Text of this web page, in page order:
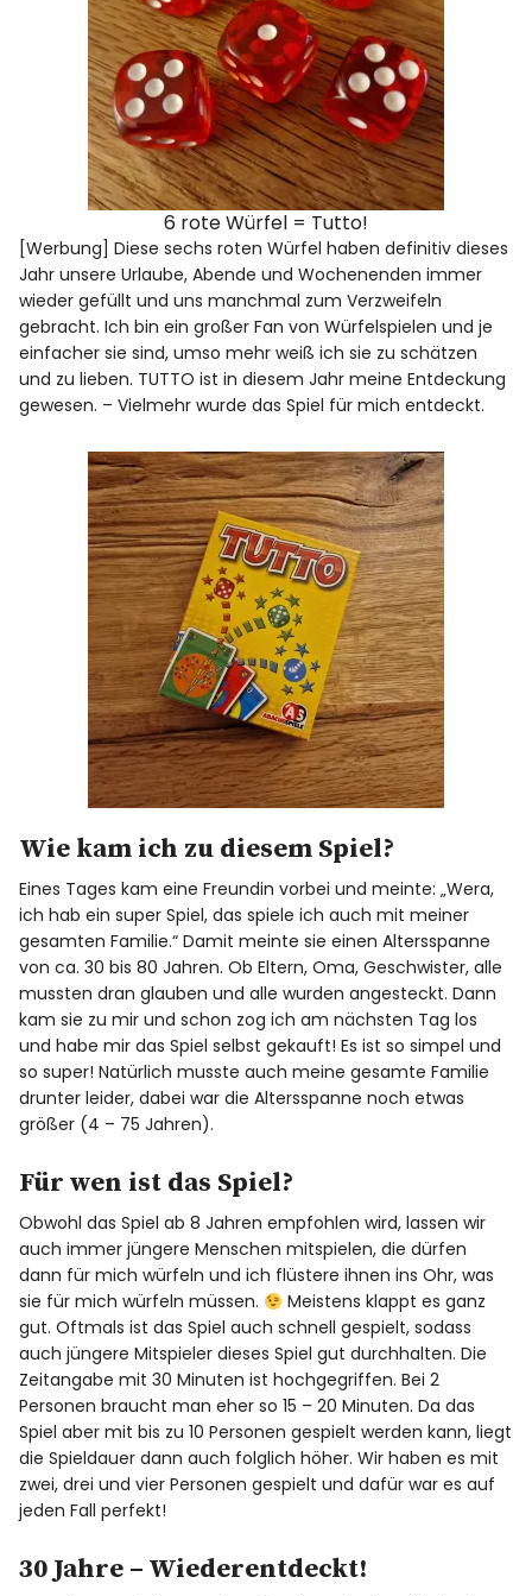
6 rote Würfel = Tutto!
[Werbung] Diese sechs roten Würfel haben definitiv dieses
Jahr unsere Urlaube, Abende und Wochenenden immer
wieder gefüllt und uns manchmal zum Verzweifeln
gebracht. Ich bin ein großer Fan von Würfelspielen und je
einfacher sie sind, umso mehr weiß ich sie zu schätzen
und zu lieben. TUTTO ist in diesem Jahr meine Entdeckung
gewesen. – Vielmehr wurde das Spiel für mich entdeckt.
Wie kam ich zu diesem Spiel?
Eines Tages kam eine Freundin vorbei und meinte: „Wera,
ich hab ein super Spiel, das spiele ich auch mit meiner
gesamten Familie.“ Damit meinte sie einen Altersspanne
von ca. 30 bis 80 Jahren. Ob Eltern, Oma, Geschwister, alle
mussten dran glauben und alle wurden angesteckt. Dann
kam sie zu mir und schon zog ich am nächsten Tag los
und habe mir das Spiel selbst gekauft! Es ist so simpel und
so super! Natürlich musste auch meine gesamte Familie
drunter leider, dabei war die Altersspanne noch etwas
größer (4 – 75 Jahren).
Für wen ist das Spiel?
Obwohl das Spiel ab 8 Jahren empfohlen wird, lassen wir
auch immer jüngere Menschen mitspielen, die dürfen
dann für mich würfeln und ich flüstere ihnen ins Ohr, was
sie für mich würfeln müssen.
Meistens klappt es ganz
gut. Oftmals ist das Spiel auch schnell gespielt, sodass
auch jüngere Mitspieler dieses Spiel gut durchhalten. Die
Zeitangabe mit 30 Minuten ist hochgegriffen. Bei 2
Personen braucht man eher so 15 – 20 Minuten. Da das
Spiel aber mit bis zu 10 Personen gespielt werden kann, liegt
die Spieldauer dann auch folglich höher. Wir haben es mit
zwei, drei und vier Personen gespielt und dafür war es auf
jeden Fall perfekt!
30 Jahre – Wiederentdeckt!